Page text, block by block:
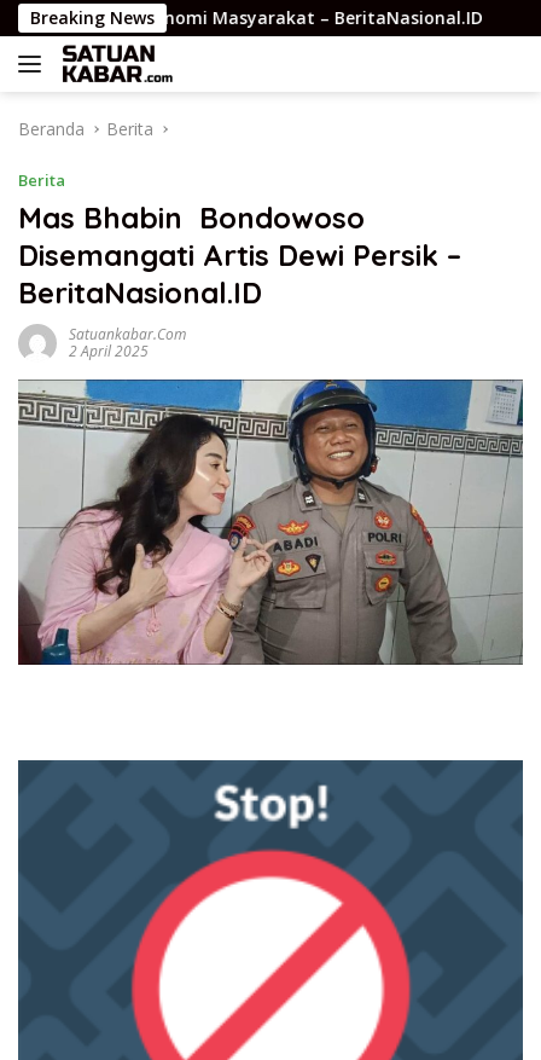
Langsung
ke
konten
Breaking News
Ekonomi Masyarakat – BeritaNasional.ID
Beranda Berita
Berita
Mas Bhabin Bondowoso
Disemangati Artis Dewi Persik –
BeritaNasional.ID
Satuankabar.com
2 April 2025